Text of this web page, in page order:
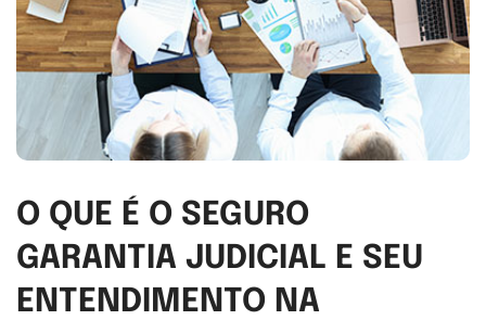
O QUE É O SEGURO
GARANTIA JUDICIAL E SEU
ENTENDIMENTO NA